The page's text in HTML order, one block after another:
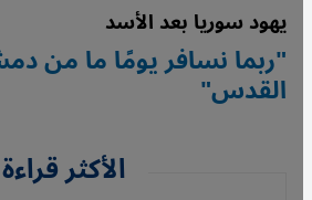
يهود سوريا بعد الأسد
"ربما نسافر يومًا ما من
القدس"
الأكثر قراءة